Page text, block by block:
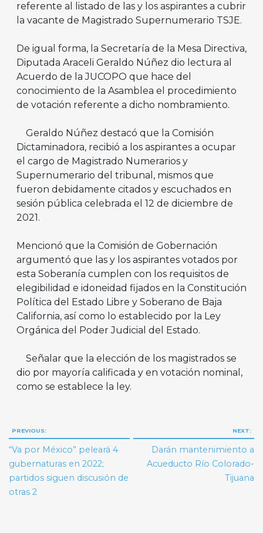
referente al listado de las y los aspirantes a cubrir
la vacante de Magistrado Supernumerario TSJE.
De igual forma, la Secretaría de la Mesa Directiva,
Diputada Araceli Geraldo Núñez dio lectura al
Acuerdo de la JUCOPO que hace del
conocimiento de la Asamblea el procedimiento
de votación referente a dicho nombramiento.
Geraldo Núñez destacó que la Comisión
Dictaminadora, recibió a los aspirantes a ocupar
el cargo de Magistrado Numerarios y
Supernumerario del tribunal, mismos que
fueron debidamente citados y escuchados en
sesión pública celebrada el 12 de diciembre de
2021.
Mencionó que la Comisión de Gobernación
argumentó que las y los aspirantes votados por
esta Soberanía cumplen con los requisitos de
elegibilidad e idoneidad fijados en la Constitución
Política del Estado Libre y Soberano de Baja
California, así como lo establecido por la Ley
Orgánica del Poder Judicial del Estado.
Señalar que la elección de los magistrados se
dio por mayoría calificada y en votación nominal,
como se establece la ley.
Navegación
de
entradas
PREVIOUS:
“Va por México” peleará 4
gubernaturas en 2022;
partidos siguen discusión de
otras 2
NEXT:
Darán mantenimiento a
Acueducto Río Colorado-
Tijuana